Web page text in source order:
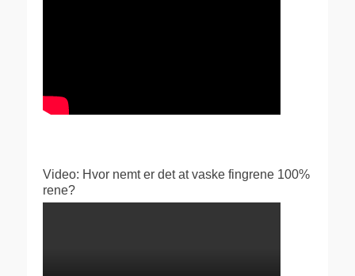
Video: Hvor nemt er det at vaske fingrene 100%
rene?